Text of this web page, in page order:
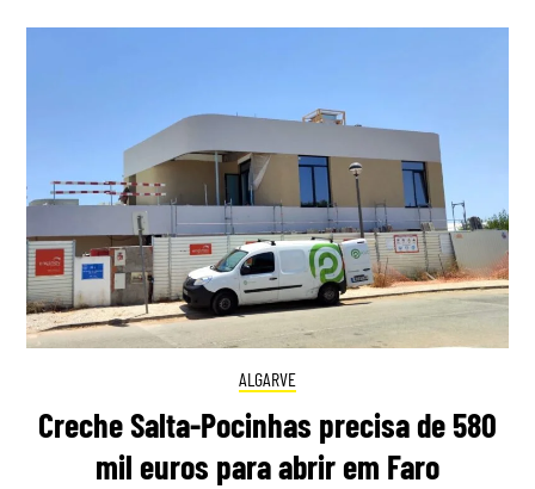
ALGARVE
Creche Salta-Pocinhas precisa de 580
mil euros para abrir em Faro